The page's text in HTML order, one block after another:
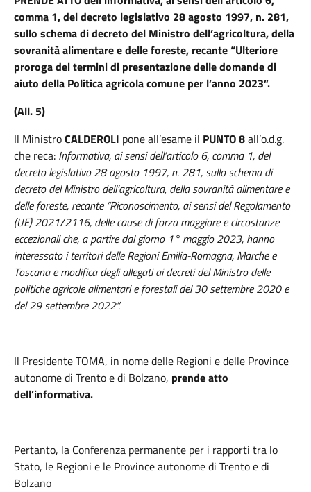
comma 1, del decreto legislativo 28 agosto 1997, n. 281,
sullo schema di decreto del Ministro dell’agricoltura, della
sovranità alimentare e delle foreste, recante “Ulteriore
proroga dei termini di presentazione delle domande di
aiuto della Politica agricola comune per l’anno 2023”.
(All. 5)
Il MinistroCALDEROLI pone all’esame il PUNTO 8all’o.d.g.
che reca: Informativa, ai sensi dell’articolo 6, comma 1, del
decreto legislativo 28 agosto 1997, n. 281, sullo schema di
decreto del Ministro dell’agricoltura, della sovranità alimentare e
delle foreste, recante “Riconoscimento, ai sensi del Regolamento
(UE) 2021/2116, delle cause di forza maggiore e circostanze
eccezionali che, a partire dal giorno 1° maggio 2023, hanno
interessato i territori delle Regioni Emilia-Romagna, Marche e
Toscana e modifica degli allegati ai decreti del Ministro delle
politiche agricole alimentari e forestali del 30 settembre 2020 e
del 29 settembre 2022”.
Il Presidente TOMA, in nome delle Regioni e delle Province
autonome di Trento e di Bolzano, prende atto
dell’informativa.
Pertanto, la Conferenza permanente per i rapporti tra lo
Stato, le Regioni e le Province autonome di Trento e di
Bolzano